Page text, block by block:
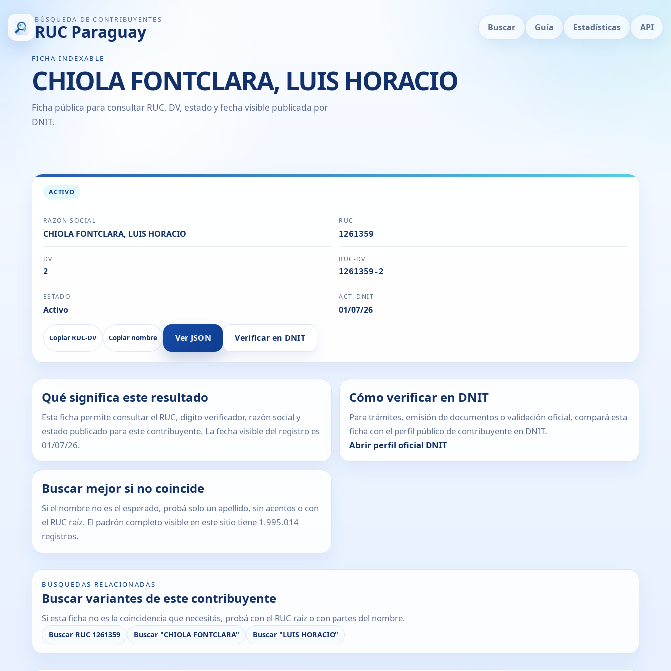
BÚSQUEDA DE CONTRIBUYENTES
RUC Paraguay Buscar Guía Estadísticas API
FICHA INDEXABLE
CHIOLA FONTCLARA, LUIS HORACIO
Ficha pública para consultar RUC, DV, estado y fecha visible publicada por
DNIT.
ACTIVO
RAZÓN SOCIAL
CHIOLA FONTCLARA, LUIS HORACIO
RUC
1261359
DV
2
RUC-DV
1261359-2
ESTADO
Activo
ACT. DNIT
01/07/26
Copiar RUC-DV Copiar nombre Ver JSON Verificar en DNIT
Qué significa este resultado
Esta ficha permite consultar el RUC, dígito verificador, razón social y
estado publicado para este contribuyente. La fecha visible del registro es
01/07/26.
Cómo verificar en DNIT
Para trámites, emisión de documentos o validación oficial, compará esta
ficha con el perfil público de contribuyente en DNIT.
Abrir perfil oficial DNIT
Buscar mejor si no coincide
Si el nombre no es el esperado, probá solo un apellido, sin acentos o con
el RUC raíz. El padrón completo visible en este sitio tiene 1.995.014
registros.
BÚSQUEDAS RELACIONADAS
Buscar variantes de este contribuyente
Si esta ficha no es la coincidencia que necesitás, probá con el RUC raíz o con partes del nombre.
Buscar RUC 1261359 Buscar "CHIOLA FONTCLARA" Buscar "LUIS HORACIO"